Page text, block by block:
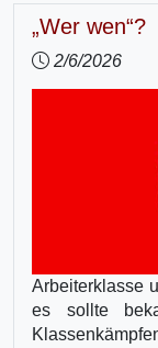
„Wer wen“?
2/6/2026
Arbeiterklasse
es sollte